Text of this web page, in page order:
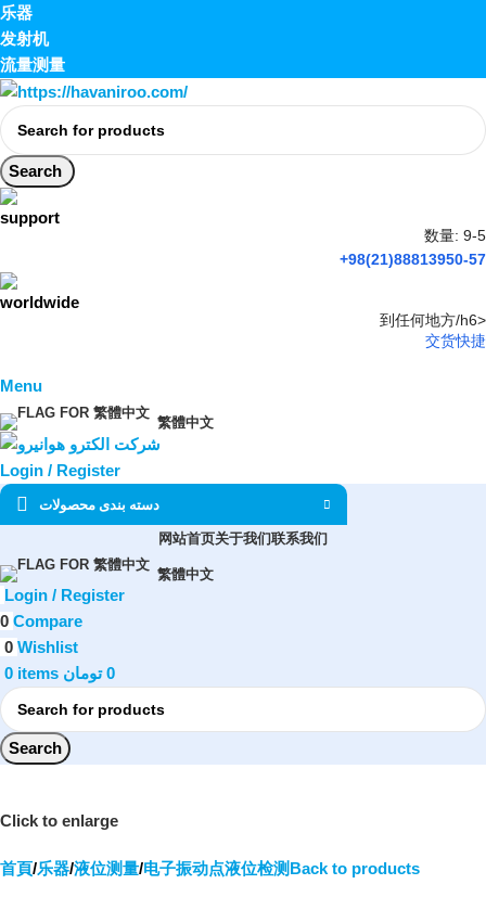
乐器
发射机
流量测量
Search
数量: 9-5
+98(21)88813950-57
到任何地方/h6>
交货快捷
Menu
繁體中文
Login / Register
دسته بندی محصولات
网站首页关于我们联系我们
繁體中文
Login / Register
0 Compare
0 Wishlist
0 items 0 تومان
Search
Click to enlarge
首頁 乐器 液位测量 电子振动点液位检测 Back to products